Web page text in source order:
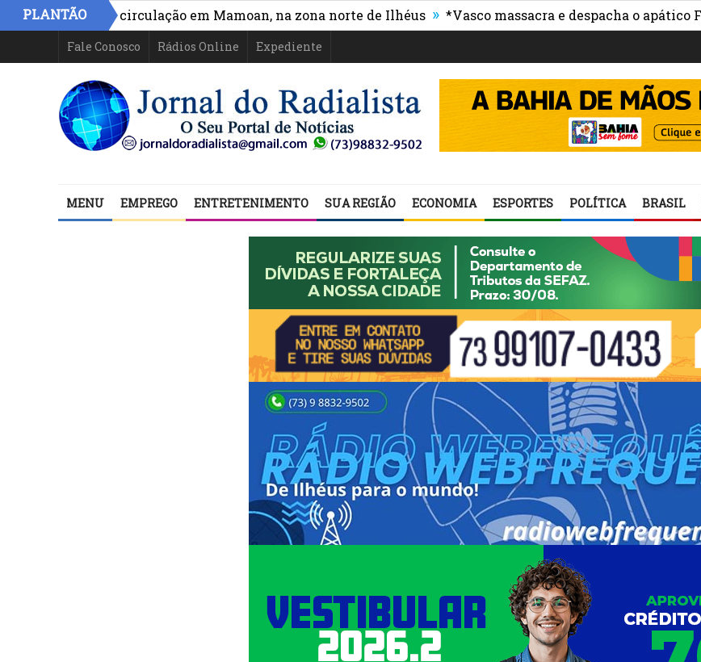
PLANTÃO
acesso e circulação em Mamoan, na zona norte de Ilhéus » *Vasco massacra e despacha o apático
Fale Conosco Rádios Online Expediente
MENU EMPREGO ENTRETENIMENTO SUA REGIÃO ECONOMIA ESPORTES POLÍTICA BRASIL